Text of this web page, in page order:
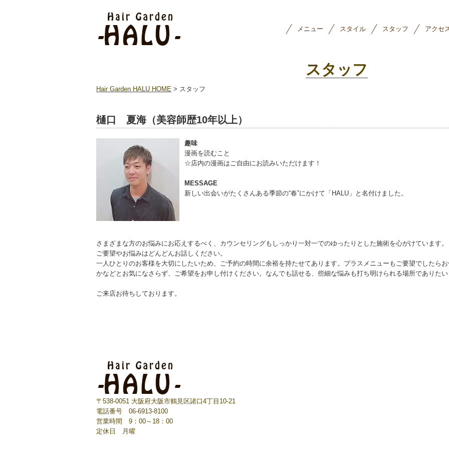
メニュー スタイル スタッフ アクセ
スタッフ
Hair Garden HALU HOME > スタッフ
樋口 夏海（美容師歴10年以上）
趣味
漫画を読むこと
☆店内の漫画はご自由にお読みいただけます！
MESSAGE
新しい出会いがたくさんある季節の“春”にかけて「HALU」と名付けました。
さまざまな方のお悩みにお応えするべく、カウンセリングもしっかり一対一でのゆったりとした施術を心がけています。
ご要望やお悩みはどんどんお話しください。
一人ひとりのお客様を大切にしたいため、ご予約の時間に余裕を持たせてあります。プラスメニューもご要望でしたら
かなどとお気になさらず、ご希望をお申し付けください。なんでも話せる、些細な悩みも打ち明けられる場所でありた
ご来店お待ちしております。
〒538-0051 大阪府大阪市鶴見区諸口4丁目10-21
電話番号 06-6913-8100
営業時間 9：00～18：00
定休日 月曜